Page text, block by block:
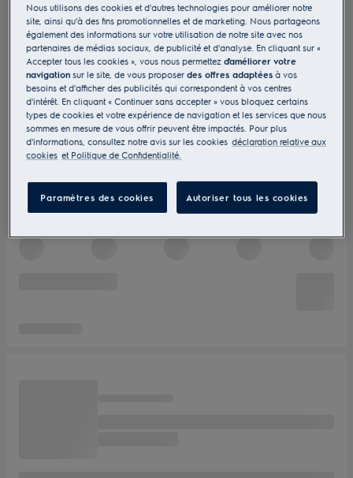
Nous utilisons des cookies et d'autres technologies pour améliorer notre
site, ainsi qu'à des fins promotionnelles et de marketing. Nous partageons
également des informations sur votre utilisation de notre site avec nos
partenaires de médias sociaux, de publicité et d'analyse. En cliquant sur «
Accepter tous les cookies », vous nous permettezd'améliorer votre
navigation sur le site, de vous proposerdes offres adaptées à vos
besoins et d'afficher des publicités qui correspondent à vos centres
d'intérêt. En cliquant « Continuer sans accepter » vous bloquez certains
types de cookies et votre expérience de navigation et les services que nous
sommes en mesure de vous offrir peuvent être impactés. Pour plus
d'informations, consultez notre avis sur les cookies déclaration relative aux
cookies et Politique de Confidentialité.
Paramètres des cookies Autoriser tous les cookies